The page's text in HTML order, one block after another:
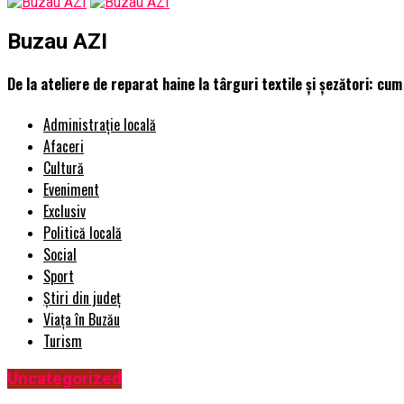
Buzau AZI
De la ateliere de reparat haine la târguri textile și șezători:
Administrație locală
Afaceri
Cultură
Eveniment
Exclusiv
Politică locală
Social
Sport
Știri din județ
Viața în Buzău
Turism
Uncategorized